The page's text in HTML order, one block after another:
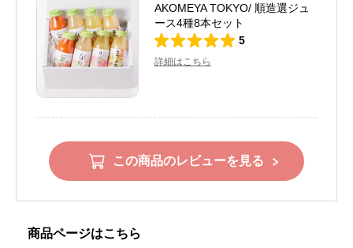
AKOMEYA TOKYO/ 順造選ジュ
ース4種8本セット
5
詳細はこちら
この商品のレビューを見る
商品ページはこちら